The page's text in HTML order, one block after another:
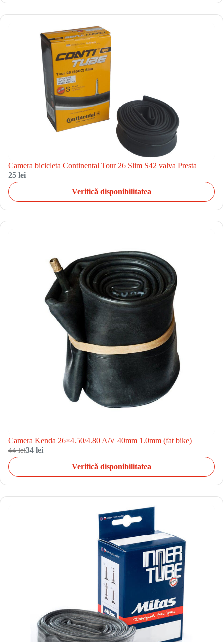
Camera bicicleta Continental Tour 26 Slim S42 valva Presta
25 lei
Verifică disponibilitatea
Camera Kenda 26×4.50/4.80 A/V 40mm 1.0mm (fat bike)
44 lei34 lei
Verifică disponibilitatea